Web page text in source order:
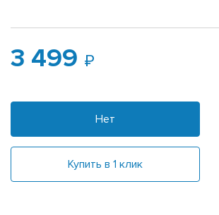
3 499
Нет
Купить в 1 клик